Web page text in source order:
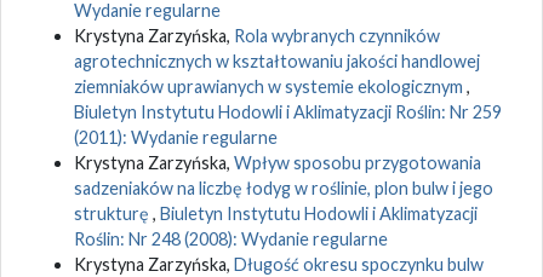
Wydanie regularne
Krystyna Zarzyńska, Rola wybranych czynników
agrotechnicznych w kształtowaniu jakości handlowej
ziemniaków uprawianych w systemie ekologicznym ,
Biuletyn Instytutu Hodowli i Aklimatyzacji Roślin: Nr 259
(2011): Wydanie regularne
Krystyna Zarzyńska, Wpływ sposobu przygotowania
sadzeniaków na liczbę łodyg w roślinie, plon bulw i jego
strukturę , Biuletyn Instytutu Hodowli i Aklimatyzacji
Roślin: Nr 248 (2008): Wydanie regularne
Krystyna Zarzyńska, Długość okresu spoczynku bulw